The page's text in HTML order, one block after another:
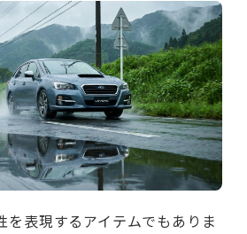
を表現するアイテムでもありま